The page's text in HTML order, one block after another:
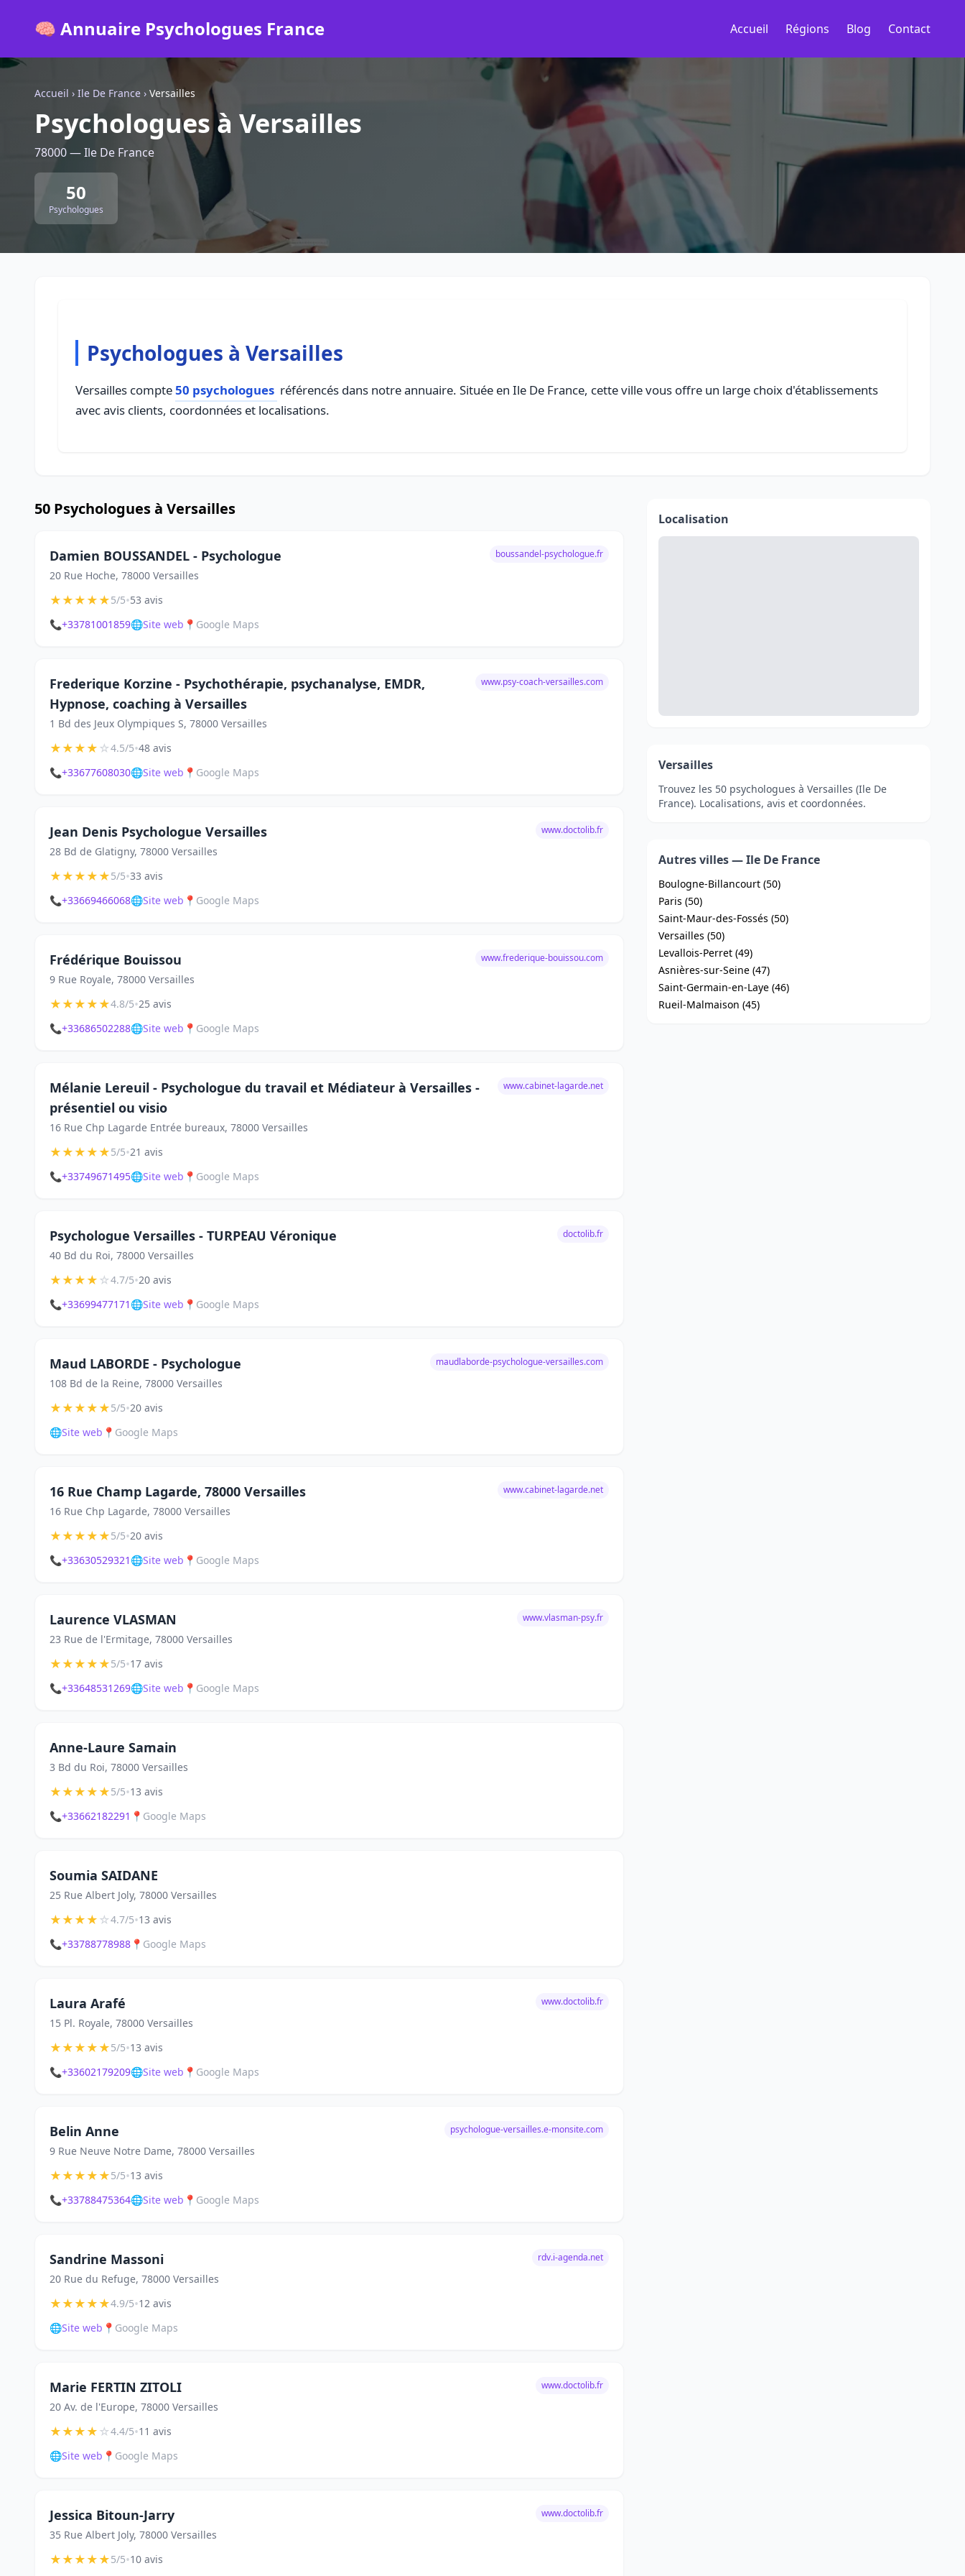
🧠 Annuaire Psychologues France Accueil Régions Blog Contact
Accueil › Ile De France › Versailles
Psychologues à Versailles
78000 — Ile De France
50
Psychologues
Psychologues à Versailles
Versailles compte50 psychologues référencés dans notre annuaire. Située en Ile De France, cette ville vous offre un large choix d'établissements
avec avis clients, coordonnées et localisations.
50 Psychologues à Versailles
Damien BOUSSANDEL - Psychologue
20 Rue Hoche, 78000 Versailles
boussandel-psychologue.fr
★★★★★5/5•53 avis
📞+33781001859🌐Site web 📍 Google Maps
Frederique Korzine - Psychothérapie, psychanalyse, EMDR,
Hypnose, coaching à Versailles
1 Bd des Jeux Olympiques S, 78000 Versailles
www.psy-coach-versailles.com
★★★★☆4.5/5•48 avis
📞+33677608030🌐Site web 📍 Google Maps
Jean Denis Psychologue Versailles
28 Bd de Glatigny, 78000 Versailles
www.doctolib.fr
★★★★★5/5•33 avis
📞+33669466068🌐Site web 📍 Google Maps
Frédérique Bouissou
9 Rue Royale, 78000 Versailles
www.frederique-bouissou.com
★★★★★4.8/5•25 avis
📞+33686502288🌐Site web 📍 Google Maps
Mélanie Lereuil - Psychologue du travail et Médiateur à Versailles -
présentiel ou visio
16 Rue Chp Lagarde Entrée bureaux, 78000 Versailles
www.cabinet-lagarde.net
★★★★★5/5•21 avis
📞+33749671495🌐Site web 📍 Google Maps
Psychologue Versailles - TURPEAU Véronique
40 Bd du Roi, 78000 Versailles
doctolib.fr
★★★★☆4.7/5•20 avis
📞+33699477171 🌐Site web 📍 Google Maps
Maud LABORDE - Psychologue
108 Bd de la Reine, 78000 Versailles
maudlaborde-psychologue-versailles.com
★★★★★5/5•20 avis
🌐Site web 📍 Google Maps
16 Rue Champ Lagarde, 78000 Versailles
16 Rue Chp Lagarde, 78000 Versailles
www.cabinet-lagarde.net
★★★★★5/5•20 avis
📞+33630529321 🌐Site web 📍 Google Maps
Laurence VLASMAN
23 Rue de l'Ermitage, 78000 Versailles
www.vlasman-psy.fr
★★★★★5/5•17 avis
📞+33648531269🌐Site web 📍 Google Maps
Anne-Laure Samain
3 Bd du Roi, 78000 Versailles
★★★★★5/5•13 avis
📞+33662182291 📍 Google Maps
Soumia SAIDANE
25 Rue Albert Joly, 78000 Versailles
★★★★☆4.7/5•13 avis
📞+33788778988 📍 Google Maps
Laura Arafé
15 Pl. Royale, 78000 Versailles
www.doctolib.fr
★★★★★5/5•13 avis
📞+33602179209🌐Site web 📍 Google Maps
Belin Anne
9 Rue Neuve Notre Dame, 78000 Versailles
psychologue-versailles.e-monsite.com
★★★★★5/5•13 avis
📞+33788475364🌐Site web 📍 Google Maps
Sandrine Massoni
20 Rue du Refuge, 78000 Versailles
rdv.i-agenda.net
★★★★★4.9/5•12 avis
🌐Site web 📍 Google Maps
Marie FERTIN ZITOLI
20 Av. de l'Europe, 78000 Versailles
www.doctolib.fr
★★★★☆4.4/5•11 avis
🌐Site web 📍 Google Maps
Jessica Bitoun-Jarry
35 Rue Albert Joly, 78000 Versailles
www.doctolib.fr
★★★★★5/5•10 avis
Localisation
Versailles
Trouvez les 50 psychologues à Versailles (Ile De
France). Localisations, avis et coordonnées.
Autres villes — Ile De France
Boulogne-Billancourt (50)
Paris (50)
Saint-Maur-des-Fossés (50)
Versailles (50)
Levallois-Perret (49)
Asnières-sur-Seine (47)
Saint-Germain-en-Laye (46)
Rueil-Malmaison (45)